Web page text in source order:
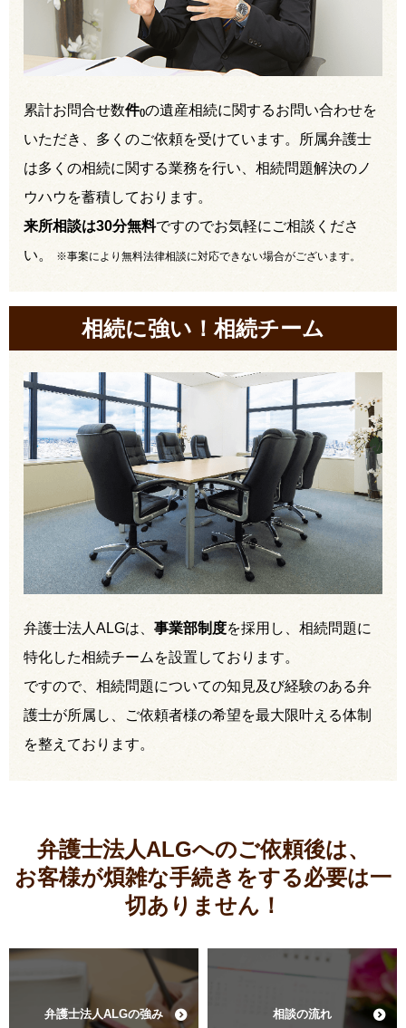
累計お問合せ数件()の遺産相続に関するお問い合わせを
いただき、多くのご依頼を受けています。所属弁護士
は多くの相続に関する業務を行い、相続問題解決のノ
ウハウを蓄積しております。
来所相談は30分無料ですのでお気軽にご相談くださ
い。
※事案により無料法律相談に対応できない場合がございます。
相続に強い！相続チーム
弁護士法人ALGは、 事業部制度を採用し、相続問題に
特化した相続チームを設置しております。
ですので、相続問題についての知見及び経験のある弁
護士が所属し、ご依頼者様の希望を最大限叶える体制
を整えております。
弁護士法人ALGへのご依頼後は、
お客様が煩雑な手続きをする必要は一
切ありません！
弁護士法人ALGの強み 相談の流れ